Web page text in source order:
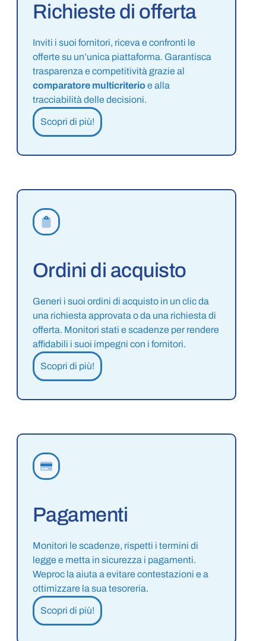
Richieste di offerta
Inviti i suoi fornitori, riceva e confronti le
offerte su un’unica piattaforma. Garantisca
trasparenza e competitività grazie al
comparatore multicriterioe alla
tracciabilità delle decisioni.
Scopri di più!
Ordini di acquisto
Generi i suoi ordini di acquisto in un clic da
una richiesta approvata o da una richiesta di
offerta. Monitori stati e scadenze per rendere
affidabili i suoi impegni con i fornitori.
Scopri di più!
Pagamenti
Monitori le scadenze, rispetti i termini di
legge e metta in sicurezza i pagamenti.
Weproc la aiuta a evitare contestazioni e a
ottimizzare la sua tesoreria.
Scopri di più!